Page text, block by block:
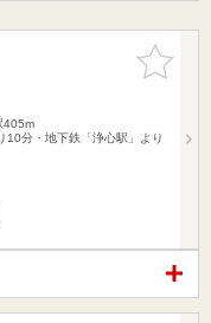
お気に入
りに追加
405m
10分・地下鉄「浄心駅」より